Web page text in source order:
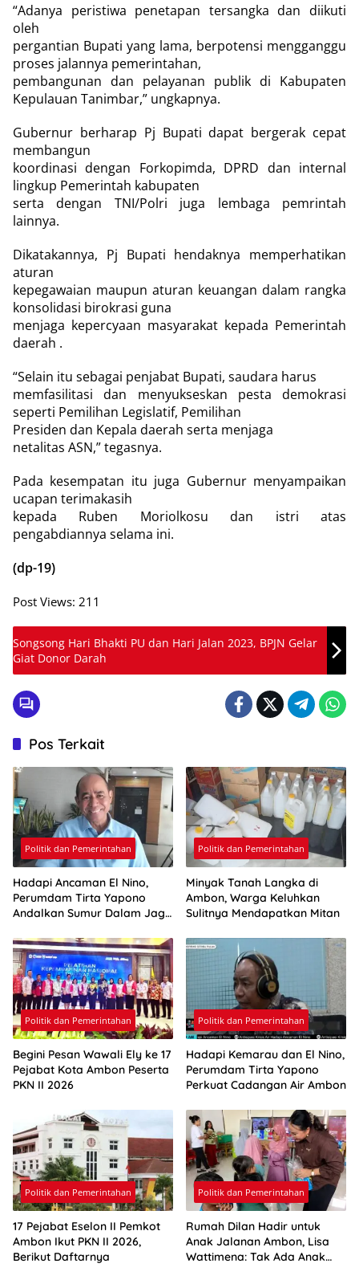
“Adanya peristiwa penetapan tersangka dan diikuti
oleh
pergantian Bupati yang lama, berpotensi mengganggu
proses jalannya pemerintahan,
pembangunan dan pelayanan publik di Kabupaten
Kepulauan Tanimbar,” ungkapnya.
Gubernur berharap Pj Bupati dapat bergerak cepat
membangun
koordinasi dengan Forkopimda, DPRD dan internal
lingkup Pemerintah kabupaten
serta dengan TNI/Polri juga lembaga pemrintah
lainnya.
Dikatakannya, Pj Bupati hendaknya memperhatikan
aturan
kepegawaian maupun aturan keuangan dalam rangka
konsolidasi birokrasi guna
menjaga kepercyaan masyarakat kepada Pemerintah
daerah .
“Selain itu sebagai penjabat Bupati, saudara harus
memfasilitasi dan menyukseskan pesta demokrasi
seperti Pemilihan Legislatif, Pemilihan
Presiden dan Kepala daerah serta menjaga
netalitas ASN,” tegasnya.
Pada kesempatan itu juga Gubernur menyampaikan
ucapan terimakasih
kepada Ruben Moriolkosu dan istri atas
pengabdiannya selama ini.
(dp-19)
Post Views: 211
Songsong Hari Bhakti PU dan Hari Jalan 2023, BPJN Gelar
Giat Donor Darah
Pos Terkait
Politik dan Pemerintahan
Hadapi Ancaman El Nino,
Perumdam Tirta Yapono
Andalkan Sumur Dalam Jaga
Politik dan Pemerintahan
Minyak Tanah Langka di
Ambon, Warga Keluhkan
Sulitnya Mendapatkan Mitan
Politik dan Pemerintahan
Begini Pesan Wawali Ely ke 17
Pejabat Kota Ambon Peserta
PKN II 2026
Politik dan Pemerintahan
Hadapi Kemarau dan El Nino,
Perumdam Tirta Yapono
Perkuat Cadangan Air Ambon
Politik dan Pemerintahan
17 Pejabat Eselon II Pemkot
Ambon Ikut PKN II 2026,
Berikut Daftarnya
Politik dan Pemerintahan
Rumah Dilan Hadir untuk
Anak Jalanan Ambon, Lisa
Wattimena: Tak Ada Anak